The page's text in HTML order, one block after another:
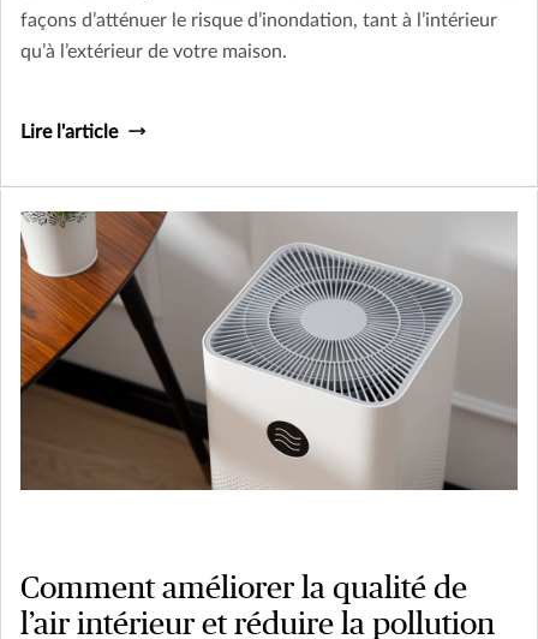
façons d’atténuer le risque d’inondation, tant à l’intérieur
qu’à l’extérieur de votre maison.
Lire l'article
Comment améliorer la qualité de
l’air intérieur et réduire la pollution